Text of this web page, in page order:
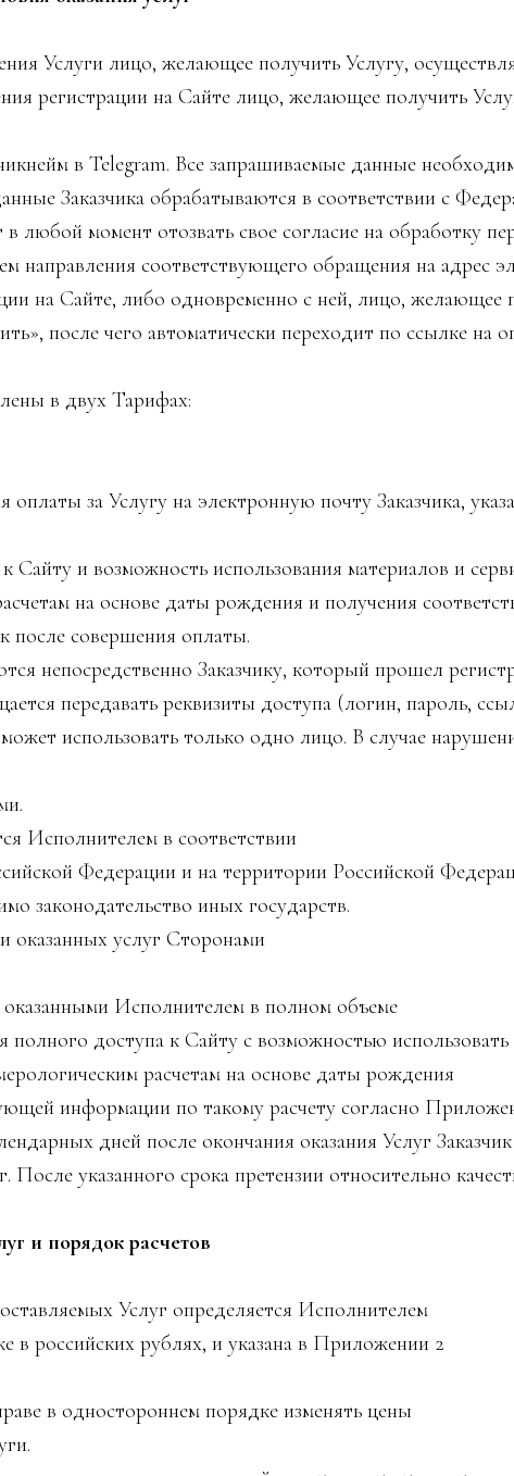
Услуги лицо, желающее получить Услугу,
на Сайте лицо, желающее получить
в Telegram. Все запрашиваемые данные
Заказчика обрабатываются в соответствии с
любой момент отозвать свое согласие на обработку
направления соответствующего обращения на адрес
Сайте, либо одновременно с ней, лицо, желающее
после чего автоматически переходит по ссылке на
в двух Тарифах:
за Услугу на электронную почту Заказчика,
и возможность использования материалов и
на основе даты рождения и получения
после совершения оплаты.
непосредственно Заказчику, который прошел
передавать реквизиты доступа (логин, пароль,
использовать только одно лицо. В случае
Исполнителем в соответствии
Федерации и на территории Российской
законодательство иных государств.
услуг Сторонами
Исполнителем в полном объеме
полного доступа к Сайту с возможностью
расчетам на основе даты рождения
информации по такому расчету согласно
дней после окончания оказания Услуг
После указанного срока претензии относительно
порядок расчетов
Услуг определяется Исполнителем
в российских рублях, и указана в Приложении 2
в одностороннем порядке изменять цены